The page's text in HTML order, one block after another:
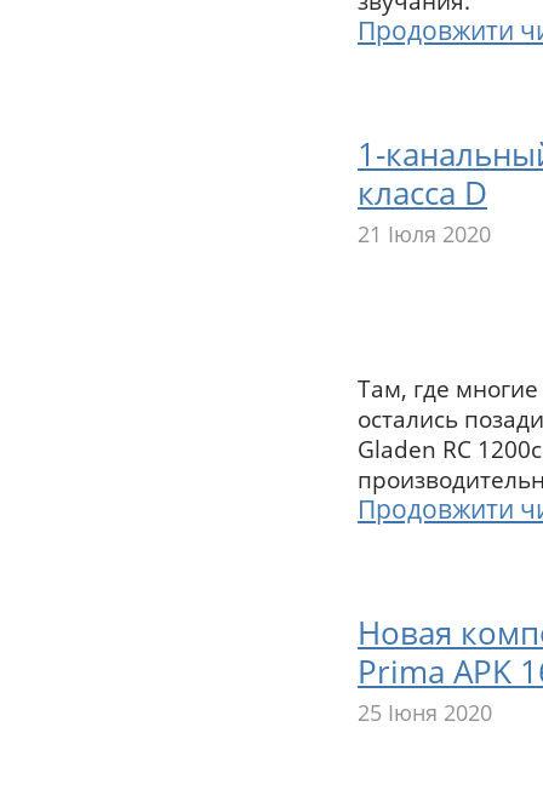
Продовжити
1-
класса D
21 Іюля 2020
Там, где
остались
Gladen RC
Продовжити
Новая
Prima APK
25 Іюня 2020